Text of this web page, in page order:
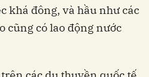
khá đông, và hầu như các
cũng có lao động nước